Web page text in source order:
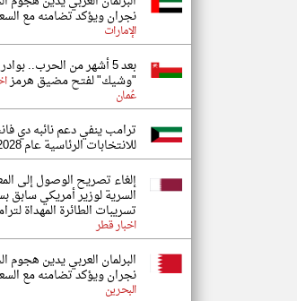
نجران ويؤكد تضامنه مع
الإمارات
بعد 5 أشهر من الحرب..
"وشيك" لفتح مضيق هرمز
عُمان
ترامب ينفي دعم نائبه دي
للانتخابات الرئاسية عام 2028
إلغاء تصريح الوصول إلى
السرية لوزير أمريكي سابق
تسريبات الطائرة المهداة
اخبار قطر
البرلمان العربي يدين هجوم
نجران ويؤكد تضامنه مع
البحرين